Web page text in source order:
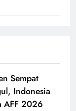
Sempat
Indonesia
AFF 2026